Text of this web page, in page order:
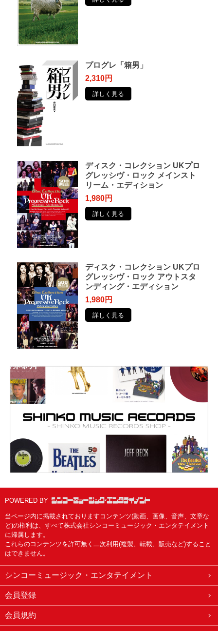
プログレ「箱男」
2,310円
詳しく見る
ディスク・コレクション UKプロ
グレッシヴ・ロック メインスト
リーム・エディション
1,980円
詳しく見る
ディスク・コレクション UKプロ
グレッシヴ・ロック アウトスタ
ンディング・エディション
1,980円
詳しく見る
POWERED BY
当ページ内に掲載されておりますコンテンツ(動画、画像、音声、文章な
ど)の権利は、すべて株式会社シンコーミュージック・エンタテイメント
に帰属します。
これらのコンテンツを許可無く二次利用(複製、転載、販売など)すること
はできません。
シンコーミュージック・エンタテイメント
会員登録
会員規約